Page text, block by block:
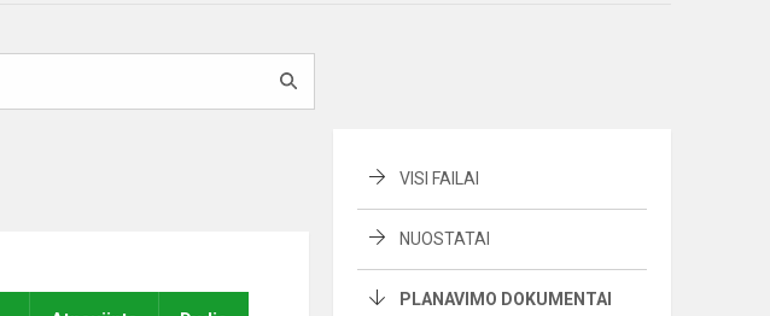
VISI FAILAI
NUOSTATAI
PLANAVIMO DOKUMENTAI